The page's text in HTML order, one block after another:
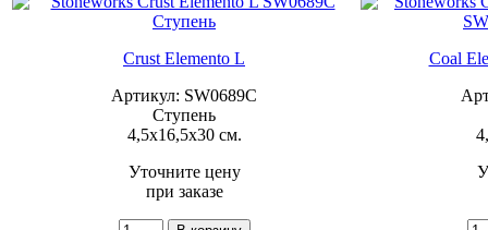
Crust Elemento L
Артикул: SW0689C
Ступень
4,5x16,5x30 см.
Уточните цену
при заказе
Coal